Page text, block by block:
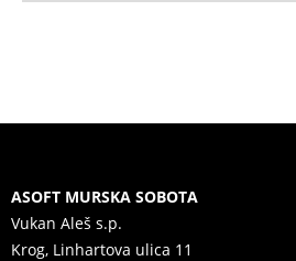
ASOFT MURSKA SOBOTA
Vukan Aleš s.p.
Krog, Linhartova ulica 11